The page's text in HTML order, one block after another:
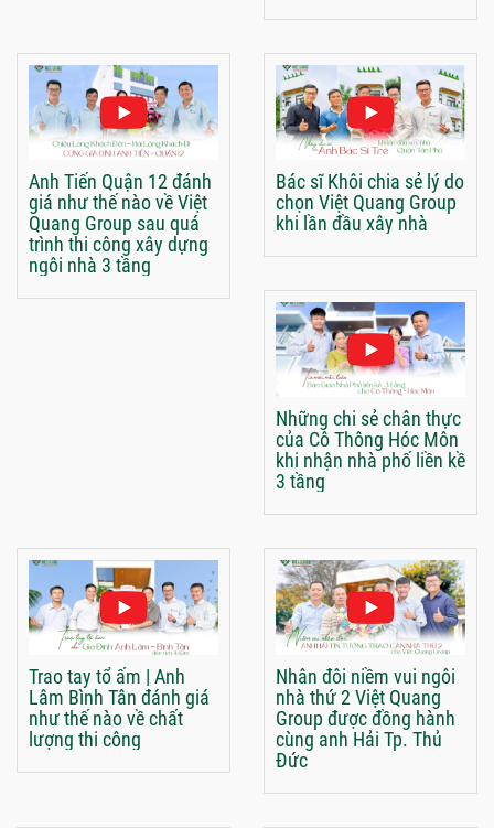
Anh Tiến Quận 12 đánh
giá như thế nào về Việt
Quang Group sau quá
trình thi công xây dựng
ngôi nhà 3 tầng
Bác sĩ Khôi chia sẻ lý do
chọn Việt Quang Group
khi lần đầu xây nhà
Những chi sẻ chân thực
của Cô Thông Hóc Môn
khi nhận nhà phố liền kề
3 tầng
Trao tay tổ ấm | Anh
Lâm Bình Tân đánh giá
như thế nào về chất
lượng thi công
Nhân đôi niềm vui ngôi
nhà thứ 2 Việt Quang
Group được đồng hành
cùng anh Hải Tp. Thủ
Đức